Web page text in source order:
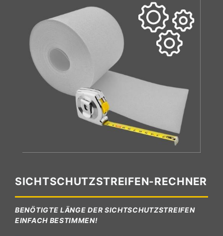
SICHTSCHUTZSTREIFEN-RECHNER
BENÖTIGTE LÄNGE DER SICHTSCHUTZSTREIFEN
EINFACH BESTIMMEN!